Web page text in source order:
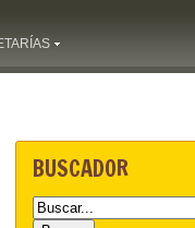
BUSCADOR